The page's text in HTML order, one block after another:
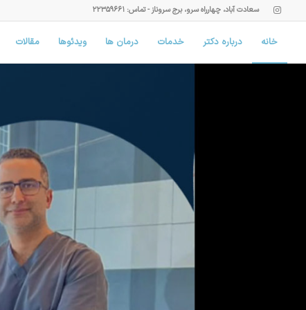
سعادت آباد، چهارراه سرو، برج سروناز - تماس: ۲۲۳۵۹۶۶۱
خانه درباره دکتر خدمات درمان ها ویدئوها مقالات